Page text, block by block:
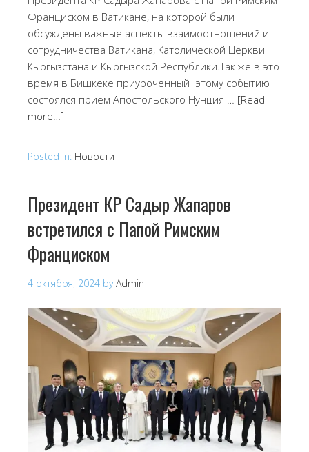
Франциском в Ватикане, на которой были
обсуждены важные аспекты взаимоотношений и
сотрудничества Ватикана, Католической Церкви
Кыргызстана и Кыргызской Республики.Так же в это
время в Бишкеке приуроченный этому событию
состоялся прием Апостольского Нунция … [Read
more…]
Posted in: Новости
Президент КР Садыр Жапаров
встретился с Папой Римским
Франциском
4 октября, 2024 byAdmin